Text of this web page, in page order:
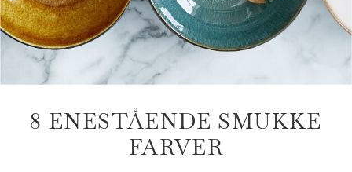
8 ENESTÅENDE SMUKKE
FARVER